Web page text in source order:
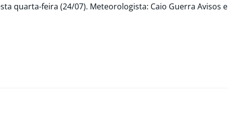
quarta-feira (24/07). Meteorologista: Caio Guerra Avisos e